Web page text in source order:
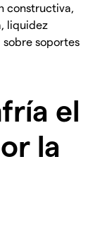
constructiva,
liquidez
soportes
el
la